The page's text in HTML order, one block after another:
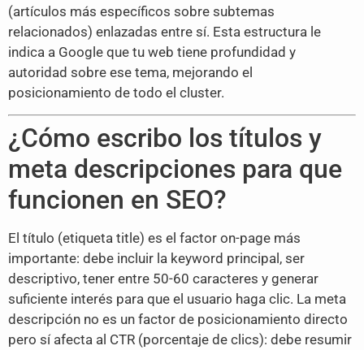
(artículos más específicos sobre subtemas
relacionados) enlazadas entre sí. Esta estructura le
indica a Google que tu web tiene profundidad y
autoridad sobre ese tema, mejorando el
posicionamiento de todo el cluster.
¿Cómo escribo los títulos y
meta descripciones para que
funcionen en SEO?
El título (etiqueta title) es el factor on-page más
importante: debe incluir la keyword principal, ser
descriptivo, tener entre 50-60 caracteres y generar
suficiente interés para que el usuario haga clic. La meta
descripción no es un factor de posicionamiento directo
pero sí afecta al CTR (porcentaje de clics): debe resumir